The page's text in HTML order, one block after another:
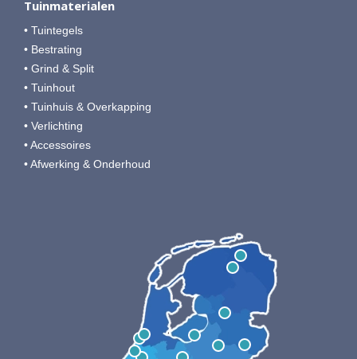
Tuinmaterialen
• Tuintegels
• Bestrating
• Grind & Split
• Tuinhout
• Tuinhuis & Overkapping
• Verlichting
• Accessoires
• Afwerking & Onderhoud